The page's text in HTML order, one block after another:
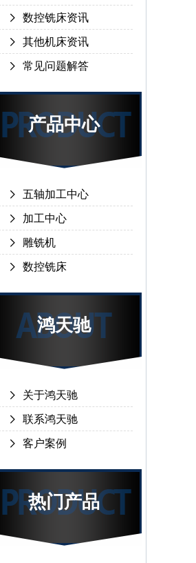
数控铣床资讯
其他机床资讯
常见问题解答
产品中心
五轴加工中心
加工中心
雕铣机
数控铣床
鸿天驰
关于鸿天驰
联系鸿天驰
客户案例
热门产品